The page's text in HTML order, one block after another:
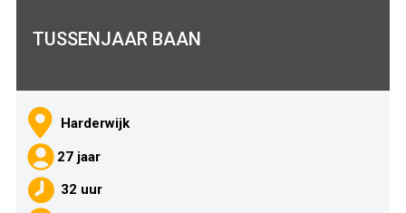
TUSSENJAAR BAAN
Harderwijk
27 jaar
32 uur